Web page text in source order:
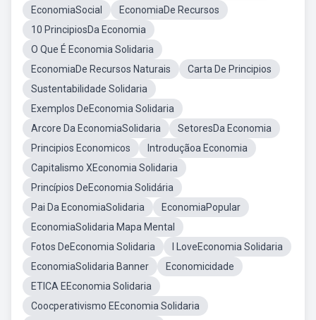
EconomiaSocial
EconomiaDe Recursos
10 PrincipiosDa Economia
O Que É Economia Solidaria
EconomiaDe Recursos Naturais
Carta De Principios
Sustentabilidade Solidaria
Exemplos DeEconomia Solidaria
Arcore Da EconomiaSolidaria
SetoresDa Economia
Principios Economicos
Introduçãoa Economia
Capitalismo XEconomia Solidaria
Princípios DeEconomia Solidária
Pai Da EconomiaSolidaria
EconomiaPopular
EconomiaSolidaria Mapa Mental
Fotos DeEconomia Solidaria
I LoveEconomia Solidaria
EconomiaSolidaria Banner
Economicidade
ETICA EEconomia Solidaria
Coocperativismo EEconomia Solidaria